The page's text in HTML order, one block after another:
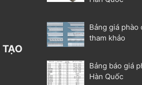
Bảng giá phào
tham khảo
Bảng báo giá
Hàn Quốc